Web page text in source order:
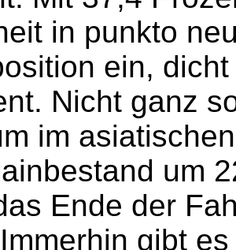
in punkto
ein,
Nicht ganz
im
um
Ende der
gibt